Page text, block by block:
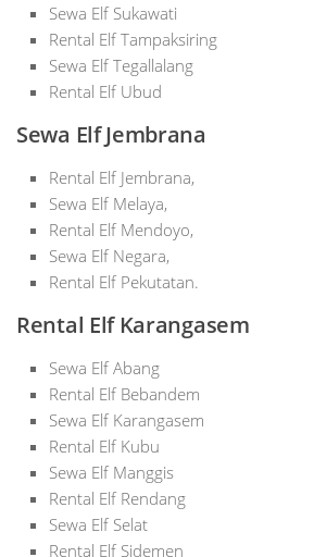
Sewa Elf Sukawati
Rental Elf Tampaksiring
Sewa Elf Tegallalang
Rental Elf Ubud
Sewa Elf Jembrana
Rental Elf Jembrana,
Sewa Elf Melaya,
Rental Elf Mendoyo,
Sewa Elf Negara,
Rental Elf Pekutatan.
Rental Elf Karangasem
Sewa Elf Abang
Rental Elf Bebandem
Sewa Elf Karangasem
Rental Elf Kubu
Sewa Elf Manggis
Rental Elf Rendang
Sewa Elf Selat
Rental Elf Sidemen